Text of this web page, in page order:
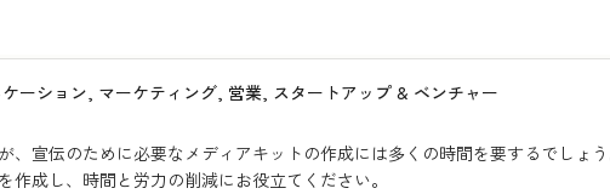
ーション, マーケティング, 営業, スタートアップ & ベンチャー
、宣伝のために必要なメディアキットの作成には多くの時間を要するでしょ
作成し、時間と労力の削減にお役立てください。